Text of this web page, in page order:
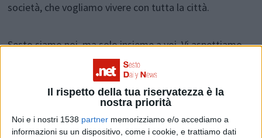
Il rispetto della tua riservatezza è la
nostra priorità
Noi e i nostri 1538 partner memorizziamo e/o accediamo a
informazioni su un dispositivo, come i cookie, e trattiamo dati
società, che vogliamo vivere con tutta la città.
Sesto siamo noi, ma solo insieme a voi. Vi aspettiamo